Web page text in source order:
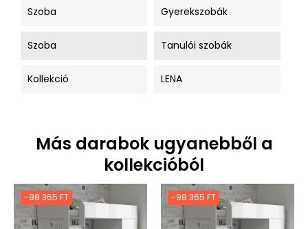
Szoba Gyerekszobák
Szoba Tanulói szobák
Kollekció LENA
Más darabok ugyanebből a
kollekcióból
-98 365 FT -98 365 FT